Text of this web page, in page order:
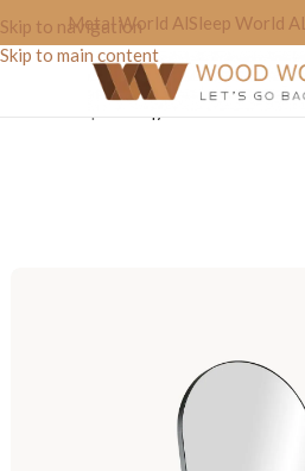
Skip to navigation
Skip to main content
Metal World AlSleep World AL